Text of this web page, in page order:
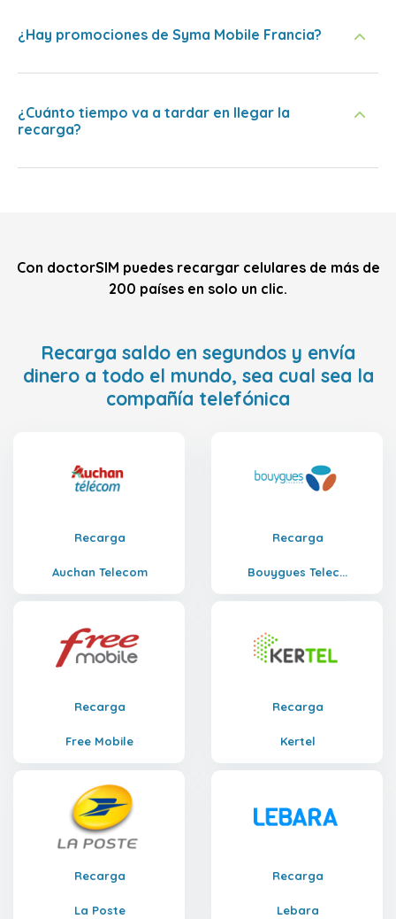
¿Hay promociones de Syma Mobile Francia?
¿Cuánto tiempo va a tardar en llegar la
recarga?
Con doctorSIM puedes recargar celulares de más de
200 países en solo un clic.
Recarga saldo en segundos y envía
dinero a todo el mundo, sea cual sea la
compañía telefónica
Recarga
Auchan Telecom
Recarga
Bouygues Telec...
Recarga
Free Mobile
Recarga
Kertel
Recarga
La Poste
Recarga
Lebara